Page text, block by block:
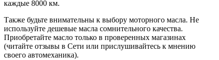
каждые 8000 км.
Также будьте внимательны к выбору моторного масла. Не
используйте дешевые масла сомнительного качества.
Приобретайте масло только в проверенных магазинах
(читайте отзывы в Сети или прислушивайтесь к мнению
своего автомеханика).